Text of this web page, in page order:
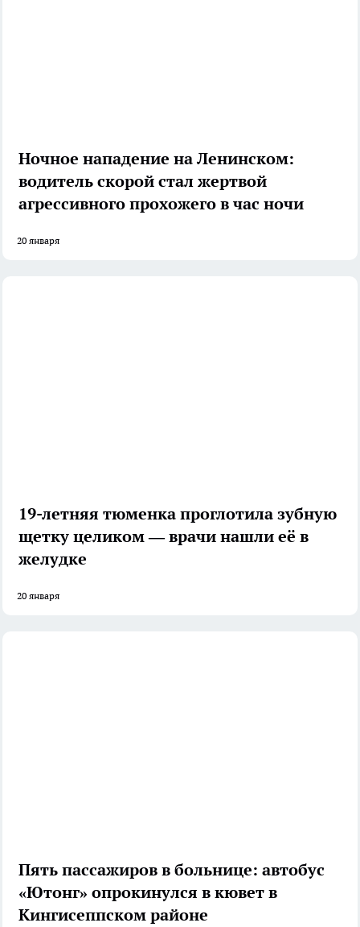
Ночное нападение на Ленинском:
водитель скорой стал жертвой
агрессивного прохожего в час ночи
20 января
19-летняя тюменка проглотила зубную
щетку целиком — врачи нашли её в
желудке
20 января
Пять пассажиров в больнице: автобус
«Ютонг» опрокинулся в кювет в
Кингисеппском районе